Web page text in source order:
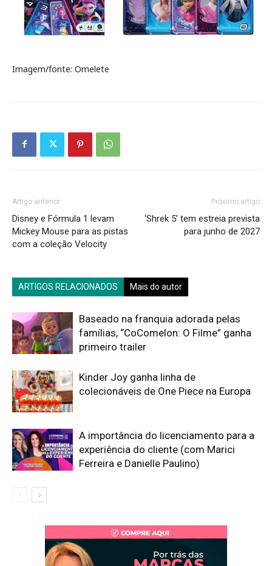
Imagem/fonte: Omelete
Artigo anterior
Disney e Fórmula 1 levam
Mickey Mouse para as pistas
com a coleção Velocity
Próximo artigo
‘Shrek 5’ tem estreia prevista
para junho de 2027
ARTIGOS RELACIONADOS Mais do autor
Baseado na franquia adorada pelas
famílias, “CoComelon: O Filme” ganha
primeiro trailer
Kinder Joy ganha linha de
colecionáveis de One Piece na Europa
A importância do licenciamento para a
experiência do cliente (com Marici
Ferreira e Danielle Paulino)